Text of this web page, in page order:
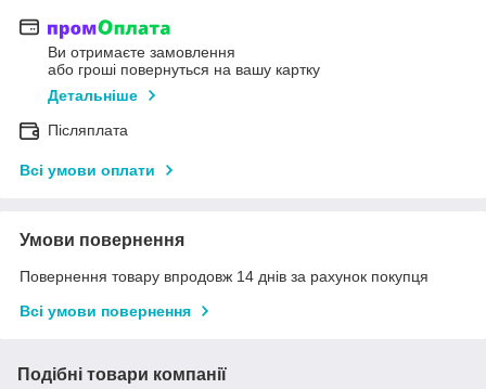
Ви отримаєте замовлення
або гроші повернуться на вашу картку
Детальніше
Післяплата
Всі умови оплати
Умови повернення
Повернення товару впродовж 14 днів за рахунок покупця
Всі умови повернення
Подібні товари компанії